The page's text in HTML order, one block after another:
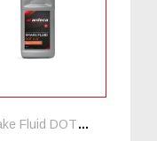
Brake Fluid DOT 4 LV *1 Liter